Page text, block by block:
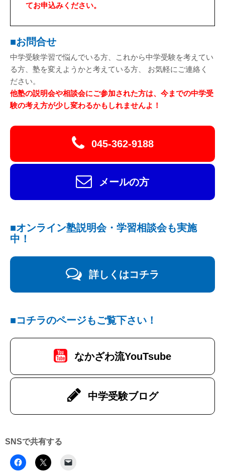
てお申込みください。
■お問合せ
中学受験学習で悩んでいる方、これから中学受験を考えてい
る方、塾を変えようかと考えている方、 お気軽にご連絡く
ださい。
他塾の説明会や相談会にご参加された方は、今までの中学受
験の考え方が少し変わるかもしれませんよ！
045-362-9188
メールの方
■オンライン塾説明会・学習相談会も実施
中！
詳しくはコチラ
■コチラのページもご覧下さい！
なかざわ流YouTsube
中学受験ブログ
SNSで共有する